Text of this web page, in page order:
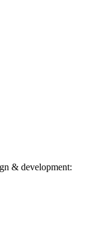
& development: